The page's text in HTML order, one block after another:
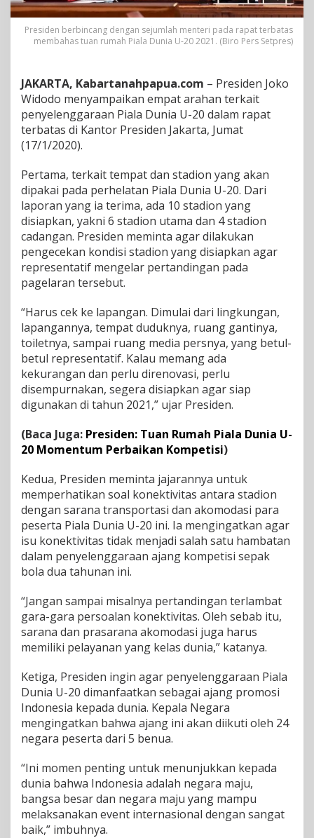
t
k
P
y
e
l
e
n
a
r
a
a
n
P
i
a
l
a
u
n
i
a
U
-
2
0
2
1
Presiden berbincang dengan sejumlah menteri pada rapat terbatas
membahas tuan rumah Piala Dunia U-20 2021. (Biro Pers Setpres)
JAKARTA, Kabartanahpapua.com – Presiden Joko
Widodo menyampaikan empat arahan terkait
penyelenggaraan Piala Dunia U-20 dalam rapat
terbatas di Kantor Presiden Jakarta, Jumat
(17/1/2020).
Pertama, terkait tempat dan stadion yang akan
dipakai pada perhelatan Piala Dunia U-20. Dari
laporan yang ia terima, ada 10 stadion yang
disiapkan, yakni 6 stadion utama dan 4 stadion
cadangan. Presiden meminta agar dilakukan
pengecekan kondisi stadion yang disiapkan agar
representatif mengelar pertandingan pada
pagelaran tersebut.
“Harus cek ke lapangan. Dimulai dari lingkungan,
lapangannya, tempat duduknya, ruang gantinya,
toiletnya, sampai ruang media persnya, yang betul-
betul representatif. Kalau memang ada
kekurangan dan perlu direnovasi, perlu
disempurnakan, segera disiapkan agar siap
digunakan di tahun 2021,” ujar Presiden.
(Baca Juga: Presiden: Tuan Rumah Piala Dunia U-
20 Momentum Perbaikan Kompetisi)
Kedua, Presiden meminta jajarannya untuk
memperhatikan soal konektivitas antara stadion
dengan sarana transportasi dan akomodasi para
peserta Piala Dunia U-20 ini. Ia mengingatkan agar
isu konektivitas tidak menjadi salah satu hambatan
dalam penyelenggaraan ajang kompetisi sepak
bola dua tahunan ini.
“Jangan sampai misalnya pertandingan terlambat
gara-gara persoalan konektivitas. Oleh sebab itu,
sarana dan prasarana akomodasi juga harus
memiliki pelayanan yang kelas dunia,” katanya.
Ketiga, Presiden ingin agar penyelenggaraan Piala
Dunia U-20 dimanfaatkan sebagai ajang promosi
Indonesia kepada dunia. Kepala Negara
mengingatkan bahwa ajang ini akan diikuti oleh 24
negara peserta dari 5 benua.
“Ini momen penting untuk menunjukkan kepada
dunia bahwa Indonesia adalah negara maju,
bangsa besar dan negara maju yang mampu
melaksanakan event internasional dengan sangat
baik,” imbuhnya.